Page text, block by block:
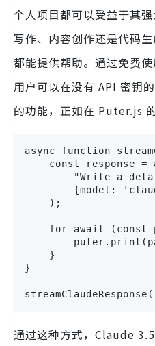
个人项目都可以受益于其
写作、内容创作还是代码
都能提供帮助。通过免费
用户可以在没有 API 密钥
的功能，正如在 Puter.js
async function
const response =
"Write a
{model:
    );
for await (const
    }
}
通过这种方式，Claude